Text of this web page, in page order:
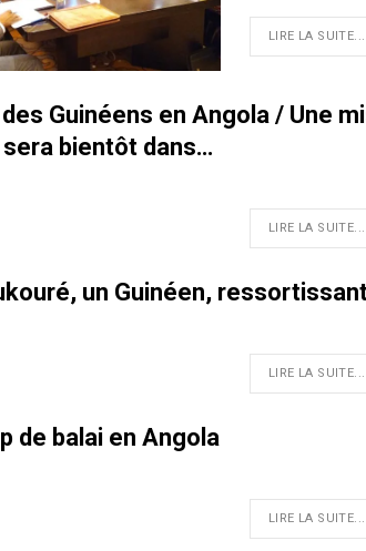
LIRE LA SUITE...
Guinéens en Angola / Une
bientôt dans…
LIRE LA SUITE...
un Guinéen,
LIRE LA SUITE...
de balai en Angola
LIRE LA SUITE...